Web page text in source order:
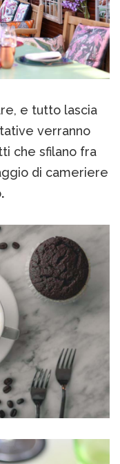
e tutto lascia
verranno
che sfilano fra
di cameriere
.